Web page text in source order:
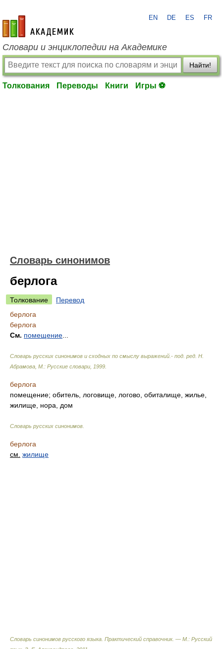
academic.ru
EN DE ES FR
Словари и энциклопедии на Академике
Найти!
Толкования Переводы Книги Игры ⚽
Словарь синонимов
берлога
Толкование
Перевод
берлога
берлога
См. помещение
Словарь русских синонимов и сходных по смыслу выражений.- под. ред. Н.
Абрамова, М.: Русские словари 1999
берлога
помещение; обитель, логовище, логово, обиталище, жилье,
жилище, нора, дом
Словарь русских синонимов
берлога
см. жилище
Словарь синонимов русского языка. Практический справочник. — М.: Русский